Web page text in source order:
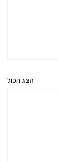
הצג הכול